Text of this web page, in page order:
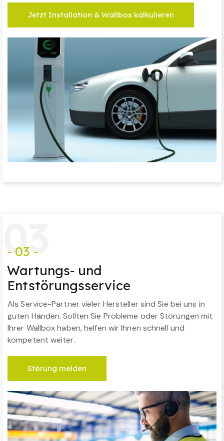
Jetzt Installation & Wallbox kalkulieren
03
- 03 -
Wartungs- und
Entstörungsservice
Als Service-Partner vieler Hersteller sind Sie bei uns in
guten Händen. Sollten Sie Probleme oder Störungen mit
Ihrer Wallbox haben, helfen wir Ihnen schnell und
kompetent weiter.
Störung melden